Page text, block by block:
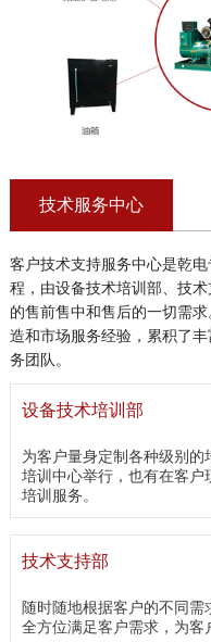
技术服务中心
客户技术支持服务中心是乾
程，由设备技术培训部、技
的售前售中和售后的一切需
造和市场服务经验，累积了
务团队。
设备技术培训部
为客户量身定制各种级别
培训中心举行，也有在客
培训服务。
技术支持部
随时随地根据客户的不同需
全方位满足客户需求，为客